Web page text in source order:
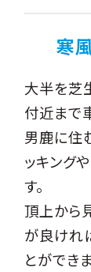
寒
大半を芝
付近まで
男鹿に住
ッキング
す。
頂上から
が良けれ
とができま